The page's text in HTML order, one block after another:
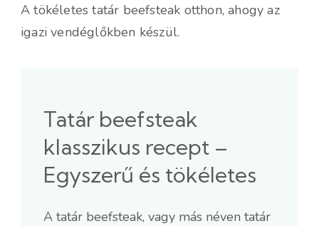
A tökéletes tatár beefsteak otthon, ahogy az
igazi vendéglőkben készül.
Tatár beefsteak
klasszikus recept –
Egyszerű és tökéletes
A tatár beefsteak, vagy más néven tatár